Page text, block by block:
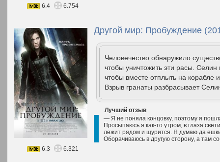
6.4
6.754
Другой мир: Пробуждение
Человечество обнаружило
чтобы уничтожить эти расы. Селин
чтобы вместе отплыть на корабле
Взрыв гранаты разбрасывает
Лучший отзыв
— Я не поняла концовку, поэтому я
Просыпаюсь я как-то утром, в глаза
лежит рядом и щурится. Я думаю да
Оборачиваюсь в другую сторону, а там
6.3
6.321